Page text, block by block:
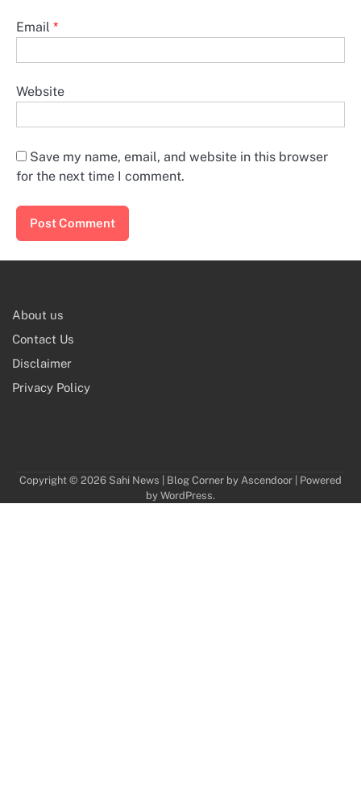
Email *
Website
Save my name, email, and website in this browser
for the next time I comment.
About us
Contact Us
Disclaimer
Privacy Policy
Copyright © 2026 Sahi News | Blog Corner by Ascendoor | Powered
by WordPress.